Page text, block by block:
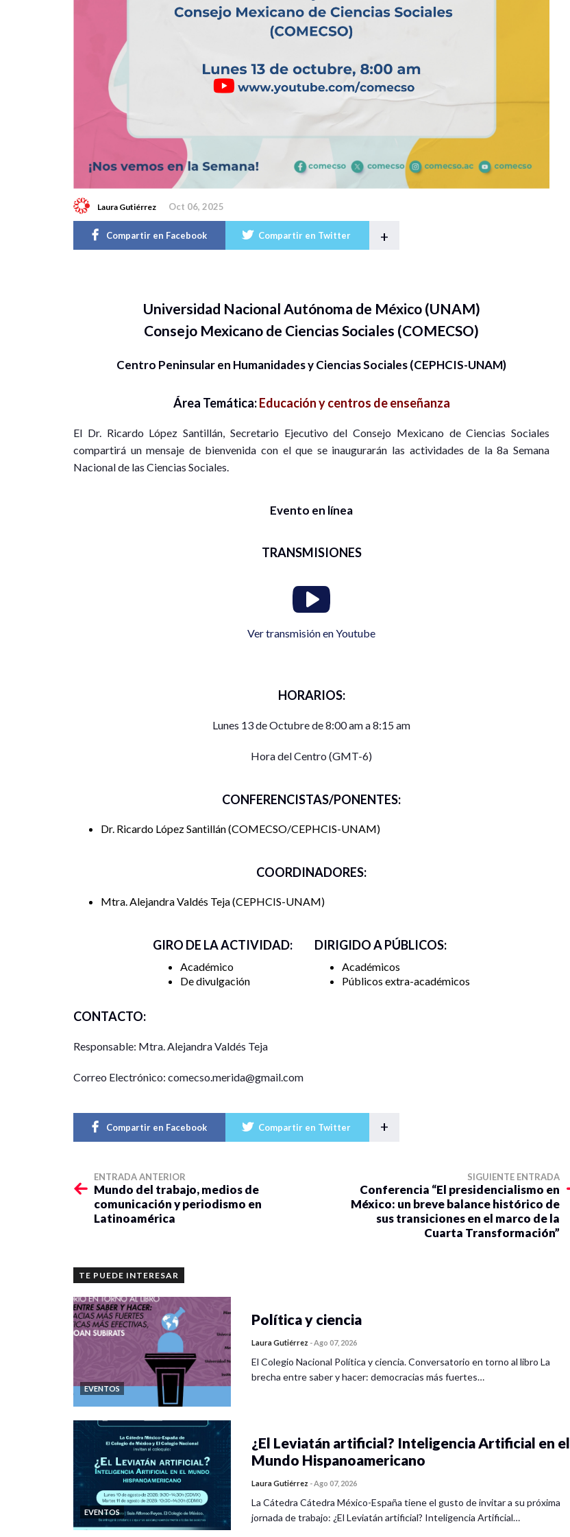
Laura Gutiérrez Oct 06, 2025
Compartir en Facebook Compartir en Twitter +
Universidad Nacional Autónoma de México (UNAM)
Consejo Mexicano de Ciencias Sociales (COMECSO)
Centro Peninsular en Humanidades y Ciencias Sociales (CEPHCIS-UNAM)
Área Temática:Educación y centros de enseñanza
El Dr. Ricardo López Santillán, Secretario Ejecutivo del Consejo Mexicano de Ciencias Sociales
compartirá un mensaje de bienvenida con el que se inaugurarán las actividades de la 8a Semana
Nacional de las Ciencias Sociales.
Evento en línea
TRANSMISIONES
Ver transmisión en Youtube
HORARIOS:
Lunes 13 de Octubre de 8:00 am a 8:15 am
Hora del Centro (GMT-6)
CONFERENCISTAS/PONENTES:
Dr. Ricardo López Santillán COMECSO/CEPHCIS-UNAM
COORDINADORES:
Mtra. Alejandra Valdés Teja CEPHCIS-UNAM
GIRO DE LA ACTIVIDAD:
Académico
De divulgación
DIRIGIDO A PÚBLICOS:
Académicos
Públicos extra-académicos
CONTACTO:
Responsable: Mtra. Alejandra Valdés Teja
Correo Electrónico: comecso.merida@gmail.com
Compartir en Facebook Compartir en Twitter +
ENTRADA ANTERIOR
Mundo del trabajo, medios de
comunicación y periodismo en
Latinoamérica
SIGUIENTE ENTRADA
Conferencia “El presidencialismo en
México: un breve balance histórico de
sus transiciones en el marco de la
Cuarta Transformación”
TE PUEDE INTERESAR
EVENTOS
Política y ciencia
Laura Gutiérrez -Ago 07, 2026
El Colegio Nacional Política y ciencia. Conversatorio en torno al libro La
brecha entre saber y hacer: democracias más fuertes…
EVENTOS
¿El Leviatán artificial? Inteligencia Artificial en el
Mundo Hispanoamericano
Laura Gutiérrez -Ago 07, 2026
La Cátedra Cátedra México-España tiene el gusto de invitar a su próxima
jornada de trabajo: ¿El Leviatán artificial? Inteligencia Artificial…